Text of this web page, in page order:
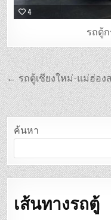
4
รถตู้
แนะแนว
เรื่อง
← รถตู้เชียงใหม่-แม่ฮ่อง
ค้นหา
เส้นทางรถตู้